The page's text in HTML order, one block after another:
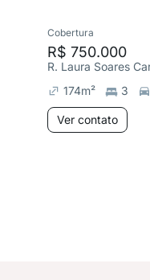
Cobertura
R$ 750.000
R. Laura Soares
174m² 3
Ver contato